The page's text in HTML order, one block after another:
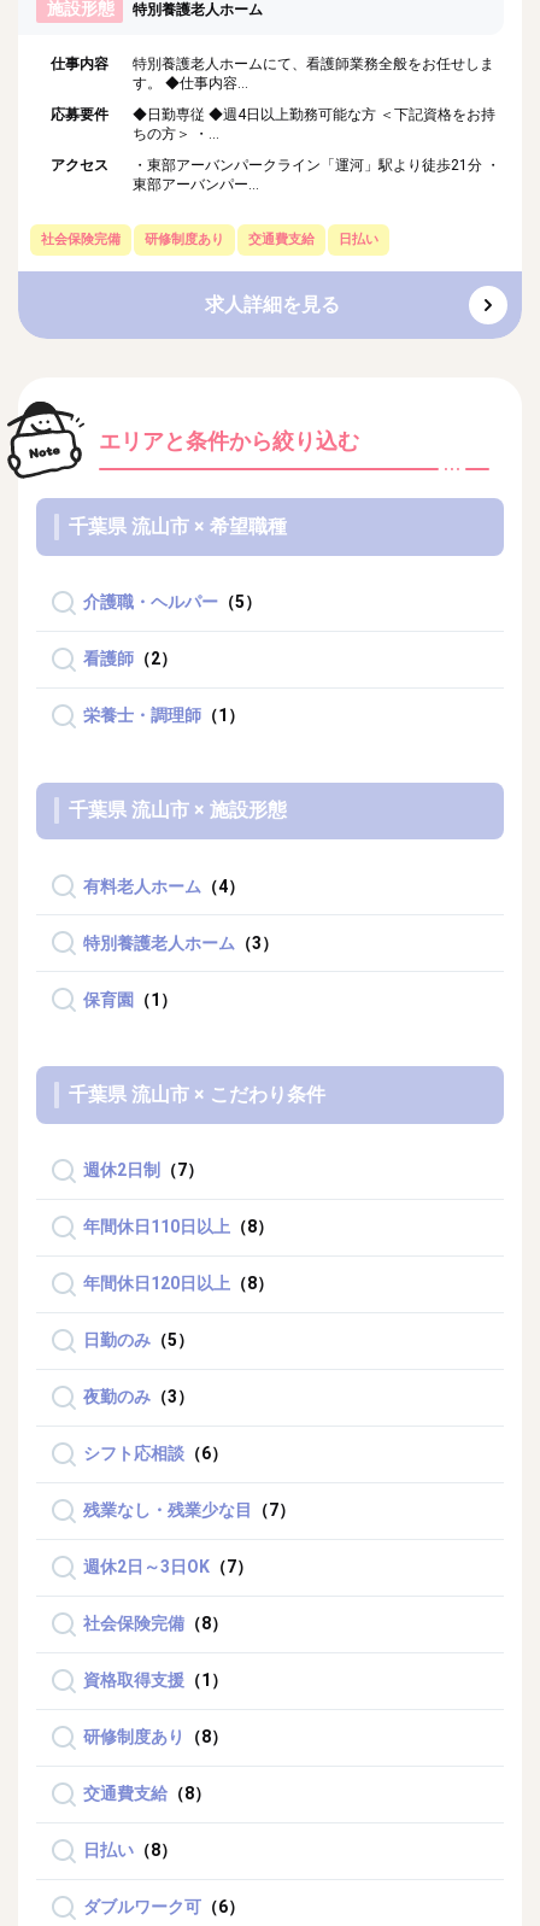
施設形態 特別養護老人ホーム
仕事内容
特別養護老人ホームにて、看護師業務全般をお任せしま
す。 ◆仕事内容...
応募要件
◆日勤専従 ◆週4日以上勤務可能な方 ＜下記資格をお持
ちの方＞ ・...
アクセス
・東部アーバンパークライン「運河」駅より徒歩21分 ・
東部アーバンパー...
社会保険完備 研修制度あり 交通費支給 日払い
求人詳細を見る
エリアと条件から絞り込む
千葉県 流山市 × 希望職種
介護職・ヘルパー （5）
看護師 （2）
栄養士・調理師 （1）
千葉県 流山市 × 施設形態
有料老人ホーム （4）
特別養護老人ホーム （3）
保育園 （1）
千葉県 流山市 × こだわり条件
週休2日制 （7）
年間休日110日以上 （8）
年間休日120日以上 （8）
日勤のみ （5）
夜勤のみ （3）
シフト応相談 （6）
残業なし・残業少な目 （7）
週休2日～3日OK （7）
社会保険完備 （8）
資格取得支援 （1）
研修制度あり （8）
交通費支給 （8）
日払い （8）
ダブルワーク可 （6）